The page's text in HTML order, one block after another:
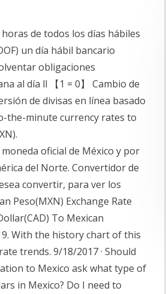
de todos los días hábiles
un día hábil bancario
obligaciones
al día ll 【1 = 0】 Cambio de
de divisas en línea basado
the-minute currency rates to
oficial de México y por
del Norte. Convertidor de
convertir, para ver los
Peso(MXN) Exchange Rate
To Mexican
With the history chart of this
trends. 9/18/2017 · Should
to Mexico ask what type of
in Mexico? Do I need to